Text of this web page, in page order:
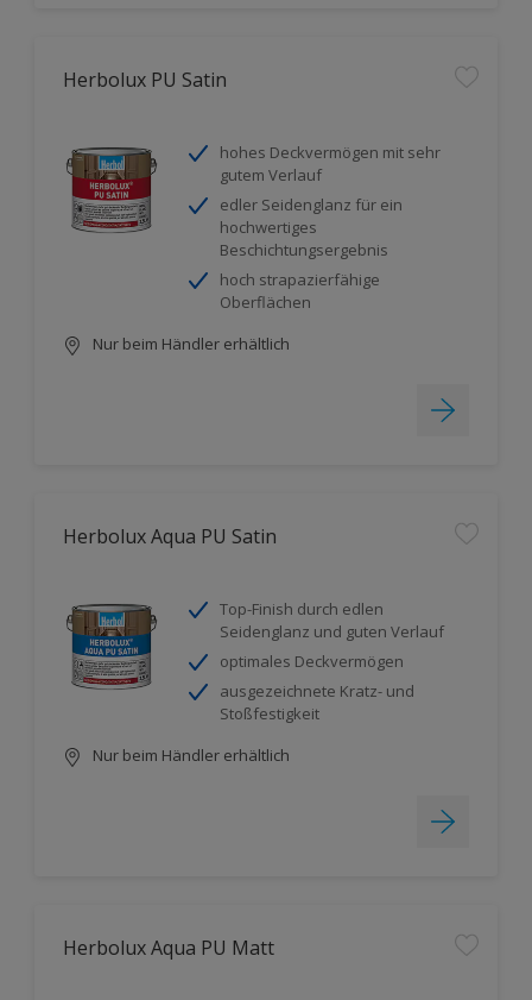
Herbolux PU Satin
hohes Deckvermögen mit sehr
gutem Verlauf
edler Seidenglanz für ein
hochwertiges
Beschichtungsergebnis
hoch strapazierfähige
Oberflächen
Nur beim Händler erhältlich
Herbolux Aqua PU Satin
Top-Finish durch edlen
Seidenglanz und guten Verlauf
optimales Deckvermögen
ausgezeichnete Kratz- und
Stoßfestigkeit
Nur beim Händler erhältlich
Herbolux Aqua PU Matt